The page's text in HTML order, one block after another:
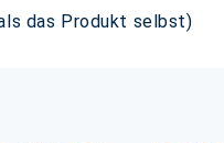
das Produkt selbst)